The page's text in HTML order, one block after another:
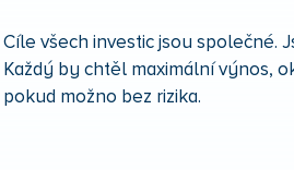
Cíle všech investic jsou společné.
Každý by chtěl maximální výnos,
pokud možno bez rizika.